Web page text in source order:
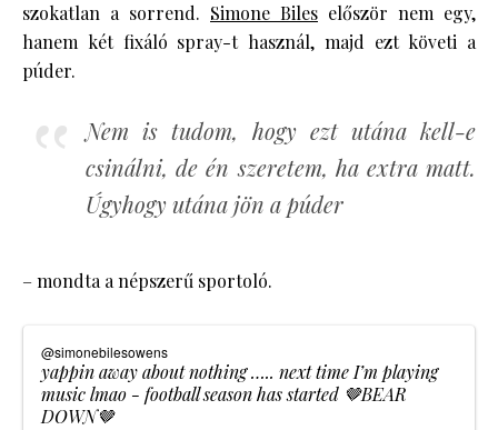
szokatlan a sorrend. Simone Biles először nem egy,
hanem két fixáló spray-t használ, majd ezt követi a
púder.
Nem is tudom, hogy ezt utána kell-e
csinálni, de én szeretem, ha extra matt.
Úgyhogy utána jön a púder
– mondta a népszerű sportoló.
@simonebilesowens
yappin away about nothing ….. next time I’m playing
music lmao - football season has started 🤎BEAR
DOWN🤎